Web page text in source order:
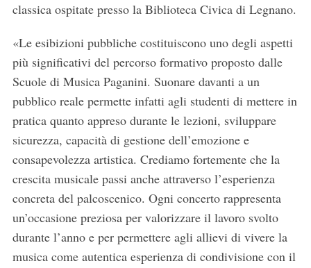
classica ospitate presso la Biblioteca Civica di Legnano.
«Le esibizioni pubbliche costituiscono uno degli aspetti
più significativi del percorso formativo proposto dalle
Scuole di Musica Paganini. Suonare davanti a un
pubblico reale permette infatti agli studenti di mettere in
pratica quanto appreso durante le lezioni, sviluppare
sicurezza, capacità di gestione dell’emozione e
consapevolezza artistica. Crediamo fortemente che la
crescita musicale passi anche attraverso l’esperienza
concreta del palcoscenico. Ogni concerto rappresenta
un’occasione preziosa per valorizzare il lavoro svolto
durante l’anno e per permettere agli allievi di vivere la
musica come autentica esperienza di condivisione con il